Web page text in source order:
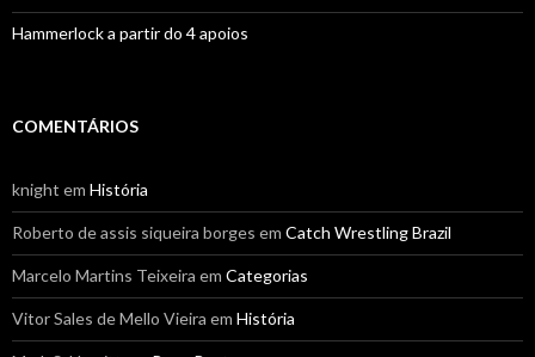
Hammerlock a partir do 4 apoios
COMENTÁRIOS
knight em História
Roberto de assis siqueira borges em Catch Wrestling Brazil
Marcelo Martins Teixeira em Categorias
Vitor Sales de Mello Vieira em História